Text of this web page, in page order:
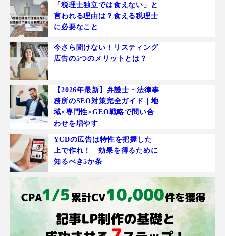
「税理士独立では食えない」と
言われる理由は？食える税理士
に必要なこと
今さら聞けない！リスティング
広告の5つのメリットとは？
【2026年最新】弁護士・法律事
務所のSEO対策完全ガイド｜地
域×専門性×GEO戦略で問い合
わせを増やす
YCDの広告は特性を把握した
上で作れ！ 効果を得るために
知るべき5か条